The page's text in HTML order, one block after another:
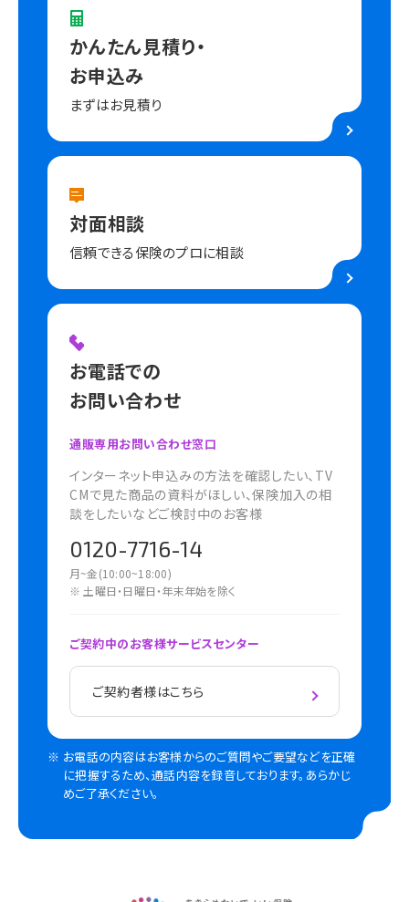
かんたん見積り・
お申込み
まずはお見積り
対面相談
信頼できる保険のプロに相談
お電話での
お問い合わせ
通販専用お問い合わせ窓口
インターネット申込みの方法を確認したい、TV
CMで見た商品の資料がほしい、保険加入の相
談をしたいなどご検討中のお客様
0120-7716-14
月~金(10:00~18:00)
※ 土曜日・日曜日・年末年始を除く
ご契約中のお客様サービスセンター
ご契約者様はこちら
お電話の内容はお客様からのご質問やご要望などを正確
に把握するため、通話内容を録音しております。あらかじ
めご了承ください。